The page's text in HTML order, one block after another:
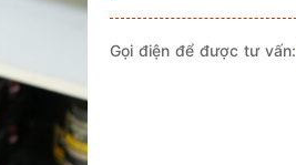
Gọi điện để được tư vấn: